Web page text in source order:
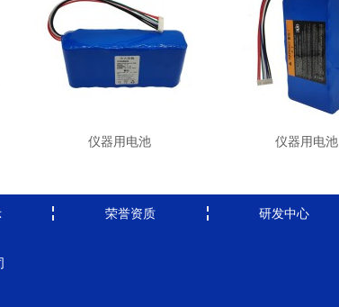
仪器用电池 仪器用电池
荣誉资质 研发中心